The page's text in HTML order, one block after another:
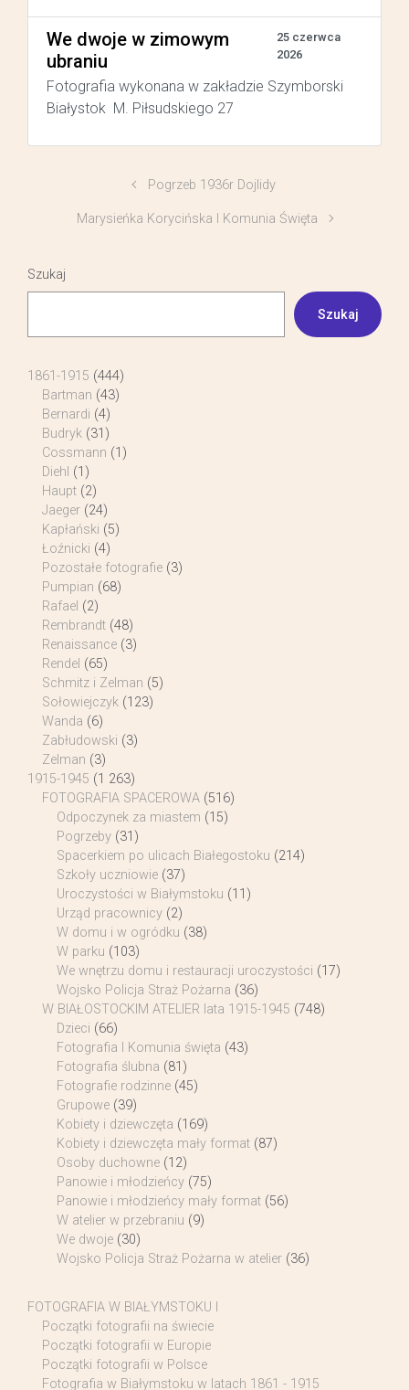
We dwoje w zimowym
ubraniu
25 czerwca
2026
Fotografia wykonana w zakładzie Szymborski
Białystok M. Piłsudskiego 27
Pogrzeb 1936r Dojlidy
Marysieńka Korycińska I Komunia Święta
Szukaj
Szukaj
1861-1915 (444)
Bartman (43)
Bernardi (4)
Budryk (31)
Cossmann (1)
Diehl (1)
Haupt (2)
Jaeger (24)
Kapłański (5)
Łoźnicki (4)
Pozostałe fotografie (3)
Pumpian (68)
Rafael (2)
Rembrandt (48)
Renaissance (3)
Rendel (65)
Schmitz i Zelman (5)
Sołowiejczyk (123)
Wanda (6)
Zabłudowski (3)
Zelman (3)
1915-1945 (1 263)
FOTOGRAFIA SPACEROWA (516)
Odpoczynek za miastem (15)
Pogrzeby (31)
Spacerkiem po ulicach Białegostoku (214)
Szkoły uczniowie (37)
Uroczystości w Białymstoku (11)
Urząd pracownicy (2)
W domu i w ogródku (38)
W parku (103)
We wnętrzu domu i restauracji uroczystości (17)
Wojsko Policja Straż Pożarna (36)
W BIAŁOSTOCKIM ATELIER lata 1915-1945 (748)
Dzieci (66)
Fotografia I Komunia święta (43)
Fotografia ślubna (81)
Fotografie rodzinne (45)
Grupowe (39)
Kobiety i dziewczęta (169)
Kobiety i dziewczęta mały format (87)
Osoby duchowne (12)
Panowie i młodzieńcy (75)
Panowie i młodzieńcy mały format (56)
W atelier w przebraniu (9)
We dwoje (30)
Wojsko Policja Straż Pożarna w atelier (36)
FOTOGRAFIA W BIAŁYMSTOKU I
Początki fotografii na świecie
Początki fotografii w Europie
Początki fotografii w Polsce
Fotografia w Białymstoku w latach 1861 - 1915